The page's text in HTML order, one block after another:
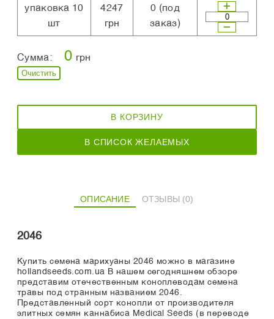
упаковка 10
шт
4247
грн
0 (под
заказ)
Сумма: 0 грн
Очистить
В КОРЗИНУ
В СПИСОК ЖЕЛАЕМЫХ
ОПИСАНИЕ ОТЗЫВЫ (0)
2046
Купить семена марихуаны 2046 можно в магазине
hollandseeds.com.ua В нашем сегодняшнем обзоре
представим отечественным коноплеводам семена
травы под странным названием 2046.
Представленный сорт конопли от производителя
элитных семян каннабиса Medical Seeds (в переводе